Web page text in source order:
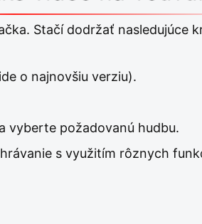
Stačí dodržať nasledujúce
o najnovšiu verziu).
vyberte požadovanú hudbu.
s využitím rôznych